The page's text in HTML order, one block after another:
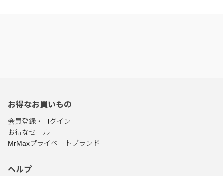
お得なお買いもの
会員登録・ログイン
お得なセール
MrMaxプライベートブランド
ヘルプ